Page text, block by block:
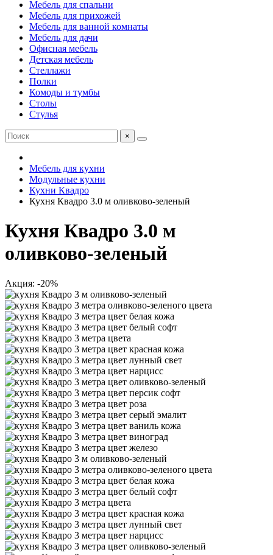
Мебель для спальни
Мебель для прихожей
Мебель для ванной комнаты
Мебель для дачи
Офисная мебель
Детская мебель
Стеллажи
Полки
Комоды и тумбы
Столы
Стулья
×
Мебель для кухни
Модульные кухни
Кухни Квадро
Кухня Квадро 3.0 м оливково-зеленый
Кухня Квадро 3.0 м
оливково-зеленый
Акция: -20%